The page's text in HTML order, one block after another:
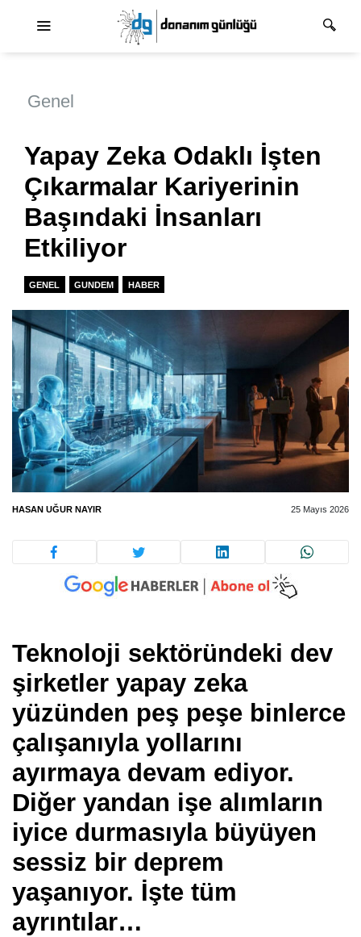
Genel
Yapay Zeka Odaklı İşten
Çıkarmalar Kariyerinin
Başındaki İnsanları
Etkiliyor
GENEL GUNDEM HABER
HASAN UĞUR NAYIR 25 Mayıs 2026
Teknoloji sektöründeki dev
şirketler yapay zeka
yüzünden peş peşe binlerce
çalışanıyla yollarını
ayırmaya devam ediyor.
Diğer yandan işe alımların
iyice durmasıyla büyüyen
sessiz bir deprem
yaşanıyor. İşte tüm
ayrıntılar…